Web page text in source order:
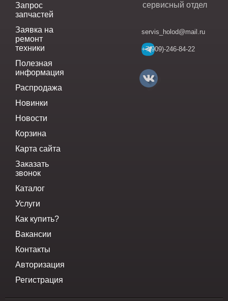
Запрос
запчастей
Заявка на
ремонт
техники
Полезная
информация
Распродажа
Новинки
Новости
Корзина
Карта сайта
Заказать
звонок
Каталог
Услуги
Как купить?
Вакансии
Контакты
Авторизация
Регистрация
сервисный отдел
servis_holod@mail.ru
+7(909)-246-84-22